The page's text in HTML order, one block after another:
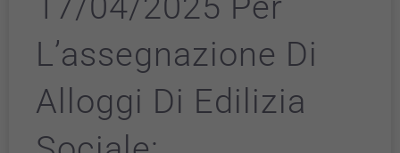
L’assegnazione Di
Alloggi Di Edilizia